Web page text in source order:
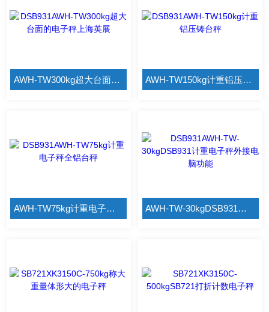
AWH-TW300kg超大台面的电子秤上海英展 AWH-TW150kg计重铝压铸台秤
AWH-TW75kg计重电子秤全铝台秤 AWH-TW-30kgDSB931计重电子秤外接电脑功能